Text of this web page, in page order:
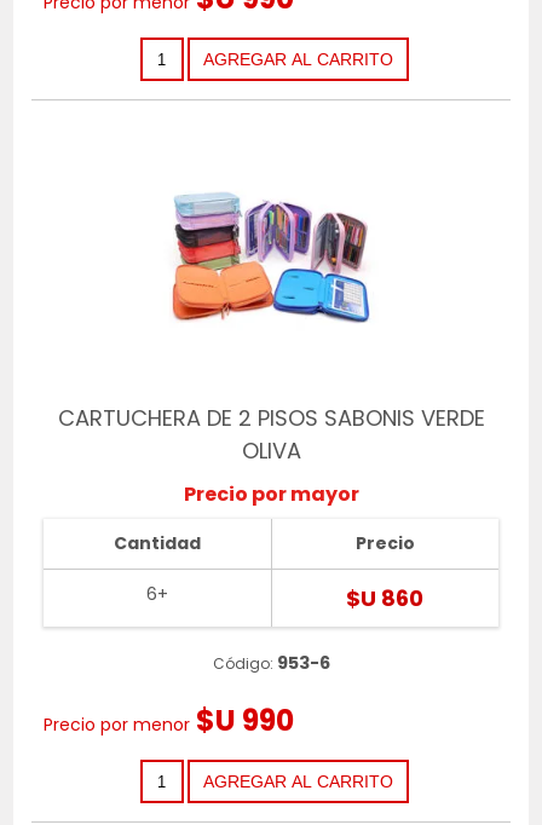
CARTUCHERA DE 2 PISOS SABONIS VERDE
OLIVA
Precio por mayor
Cantidad
6+
Precio
$U 860
Código: 953-6
Precio por menor $U 990